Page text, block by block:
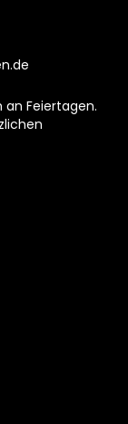
Feiertagen.